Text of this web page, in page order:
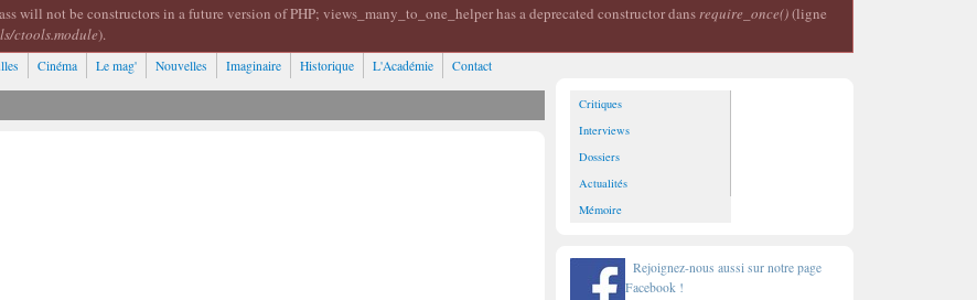
will not be constructors in a future version of PHP; views_many_to_one_helper has a deprecated constructor dans require_once()(ligne
ctools.module).
Cinéma Le mag' Nouvelles Imaginaire Historique L'Académie Contact
Critiques
Interviews
Dossiers
Actualités
Mémoire
Rejoignez-nous aussi sur notre page
Facebook !